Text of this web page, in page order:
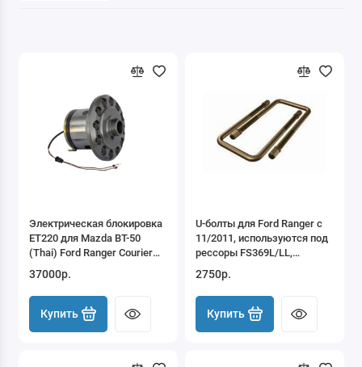
Электрическая блокировка
ET220 для Mazda BT-50
(Thai) Ford Ranger Courier
37000р.
Купить
U-болты для Ford Ranger c
11/2011, используются под
рессоры FS369L/LL,
2750р.
Купить